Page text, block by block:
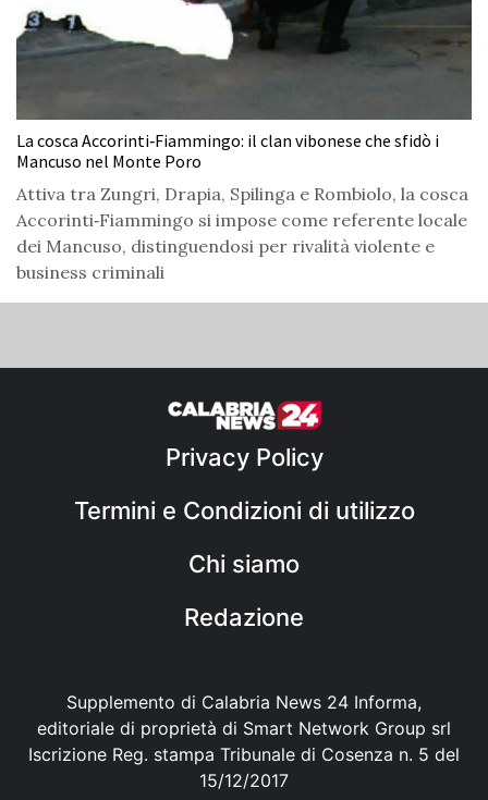
La cosca Accorinti‑Fiammingo: il clan vibonese che sfidò i
Mancuso nel Monte Poro
Attiva tra Zungri, Drapia, Spilinga e Rombiolo, la cosca
Accorinti‑Fiammingo si impose come referente locale
dei Mancuso, distinguendosi per rivalità violente e
business criminali
Privacy Policy
Termini e Condizioni di utilizzo
Chi siamo
Redazione
Supplemento di Calabria News 24 Informa,
editoriale di proprietà di Smart Network Group srl
Iscrizione Reg. stampa Tribunale di Cosenza n. 5 del
15/12/2017